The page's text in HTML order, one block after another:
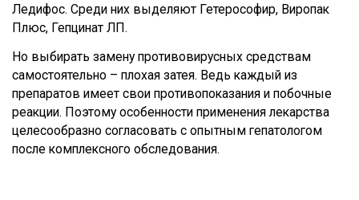
Ледифос. Среди них выделяют Гетерософир, Виропак
Плюс, Гепцинат ЛП.
Но выбирать замену противовирусных средствам
самостоятельно – плохая затея. Ведь каждый из
препаратов имеет свои противопоказания и побочные
реакции. Поэтому особенности применения лекарства
целесообразно согласовать с опытным гепатологом
после комплексного обследования.